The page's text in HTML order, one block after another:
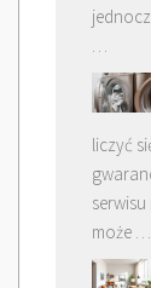
…
liczyć
może …